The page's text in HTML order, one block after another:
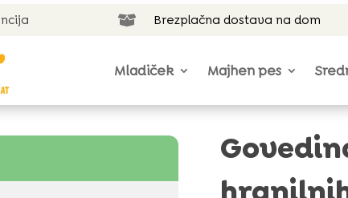
 Brezplačna dostava na dom
Mladiček Majhen pes